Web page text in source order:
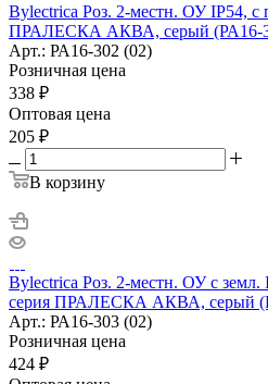
Bylectrica Роз. 2-местн. ОУ IP54, с
ПРАЛЕСКА АКВА, серый (РА16-
Арт.: РА16-302 (02)
Розничная цена
338 ₽
Оптовая цена
205 ₽
В корзину
Bylectrica Роз. 2-местн. ОУ с
серия ПРАЛЕСКА АКВА, серый
Арт.: РА16-303 (02)
Розничная цена
424 ₽